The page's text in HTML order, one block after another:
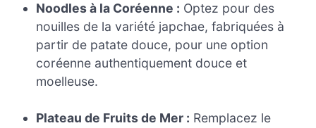
Noodles à la Coréenne : Optez pour des
nouilles de la variété japchae, fabriquées à
partir de patate douce, pour une option
coréenne authentiquement douce et
moelleuse.
Plateau de Fruits de Mer : Remplacez le